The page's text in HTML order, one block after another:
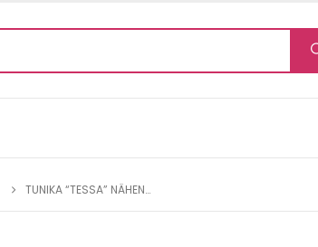
TUNIKA “TESSA” NÄHEN…